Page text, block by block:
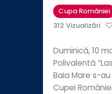
Cupa României
312 Vizualizări
Duminică, 10
Polivalentă
Baia Mare s-
Cupei